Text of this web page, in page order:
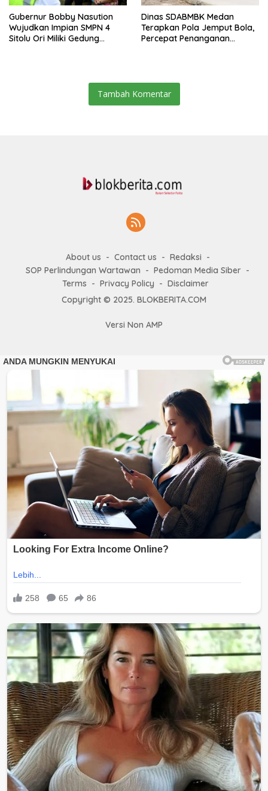
Gubernur Bobby Nasution
Wujudkan Impian SMPN 4
Sitolu Ori Miliki Gedung
Dinas SDABMBK Medan
Terapkan Pola Jemput Bola,
Percepat Penanganan
Tambah Komentar
About us Contact us
Redaksi
SOP Perlindungan Wartawan
Pedoman Media Siber
Terms
Privacy Policy
Disclaimer
Copyright © 2025. BLOKBERITA.COM
Versi Non AMP